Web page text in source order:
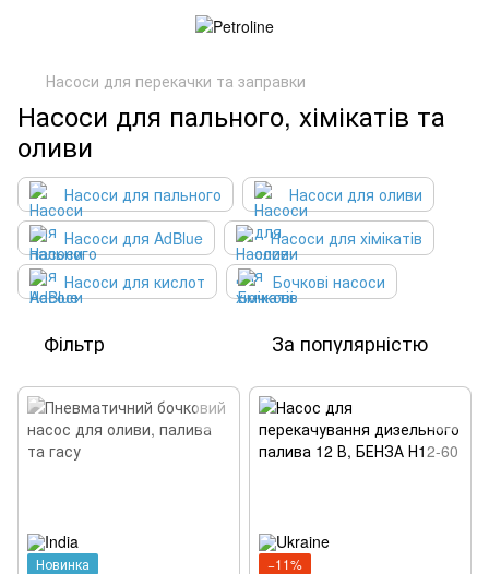
Насоси для перекачки та заправки
Насоси для пального, хімікатів та
оливи
Насоси для пального
Насоси для оливи
Насоси для AdBlue
Насоси для хімікатів
Насоси для кислот
Бочкові насоси
Фільтр За популярністю
Новинка
−11%